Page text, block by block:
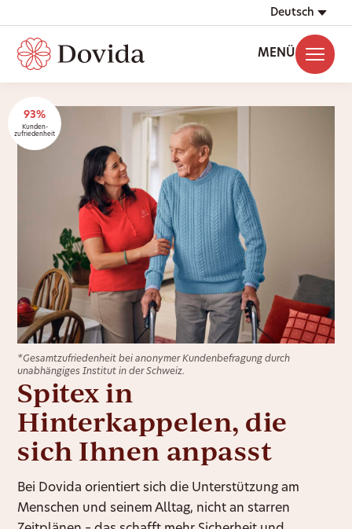
Deutsch
MENÜ
93%
Kunden-
zufriedenheit
*Gesamtzufriedenheit bei anonymer Kundenbefragung durch
unabhängiges Institut in der Schweiz.
Spitex in
Hinterkappelen, die
sich Ihnen anpasst
Bei Dovida orientiert sich die Unterstützung am
Menschen und seinem Alltag, nicht an starren